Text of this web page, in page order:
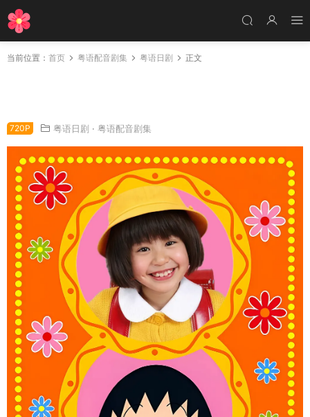
当前位置： 首页 粤语配音剧集 粤语日剧 正文
720P 粤语日剧 · 粤语配音剧集